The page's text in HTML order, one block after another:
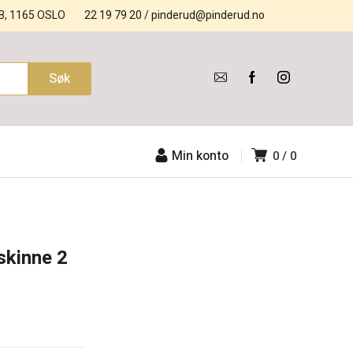
22 19 79 20/pinderud@pinderud.no
1165 OSLO
0 0
Min konto
2